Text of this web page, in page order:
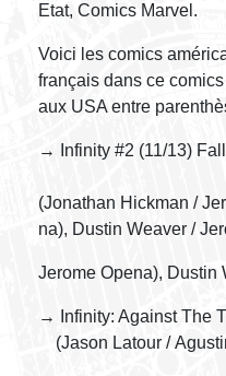
Etat, Comics Marvel.
Voici les comics
français dans ce
aux USA entre
→ Infinity #2 (11/13) Fall
(Jonathan Hickman /
na), Dustin Weaver /
Jerome Opena), Dustin
→ Infinity: Against The
(Jason Latour /